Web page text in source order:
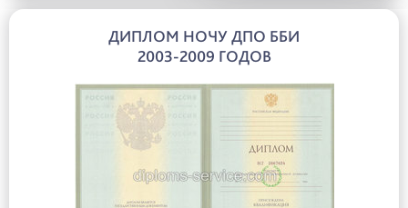
ДИПЛОМ НОЧУ ДПО ББИ
2003-2009 ГОДОВ